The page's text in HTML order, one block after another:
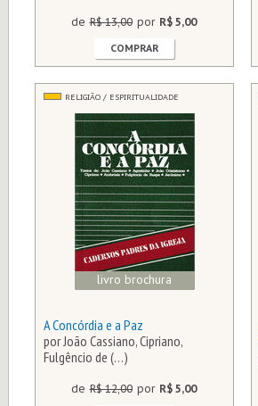
de R$ 13,00 por R$ 5,00
COMPRAR
RELIGIÃO / ESPIRITUALIDADE
livro brochura
A Concórdia e a Paz
por João Cassiano, Cipriano,
Fulgêncio de (…)
de R$ 12,00 por R$ 5,00